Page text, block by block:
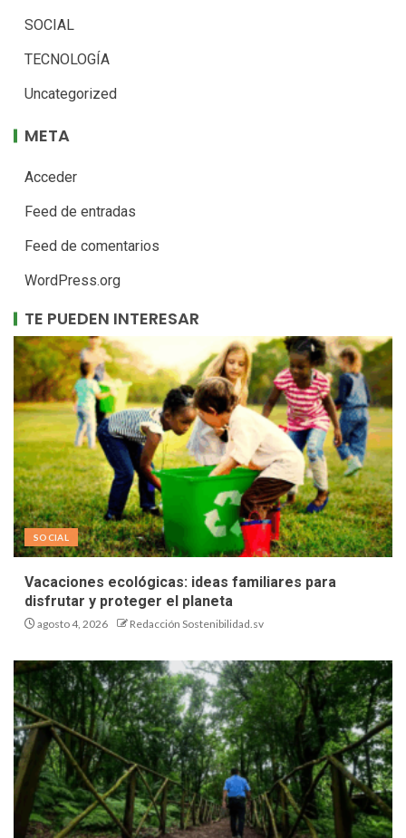
SOCIAL
TECNOLOGÍA
Uncategorized
META
Acceder
Feed de entradas
Feed de comentarios
WordPress.org
TE PUEDEN INTERESAR
SOCIAL
Vacaciones ecológicas: ideas familiares para
disfrutar y proteger el planeta
agosto 4, 2026 Redacción Sostenibilidad.sv